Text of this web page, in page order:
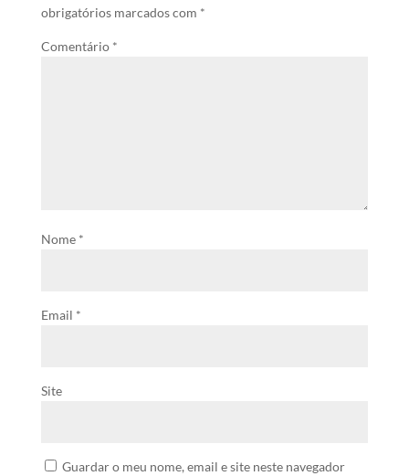
obrigatórios marcados com *
Comentário *
Nome *
Email *
Site
Guardar o meu nome, email e site neste navegador